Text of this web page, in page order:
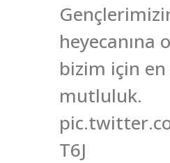
heyecanına
bizim için en
mutluluk.
T6J